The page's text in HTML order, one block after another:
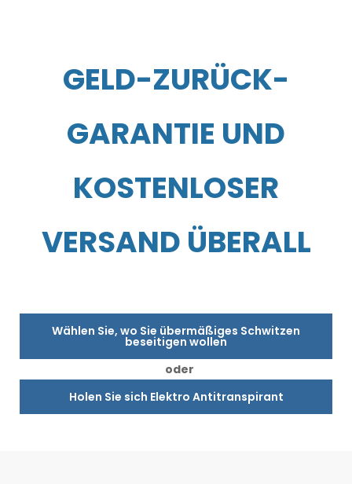
GELD-ZURÜCK-
GARANTIE UND
KOSTENLOSER
VERSAND ÜBERALL
Wählen Sie, wo Sie übermäßiges Schwitzen
beseitigen wollen
oder
Holen Sie sich Elektro Antitranspirant